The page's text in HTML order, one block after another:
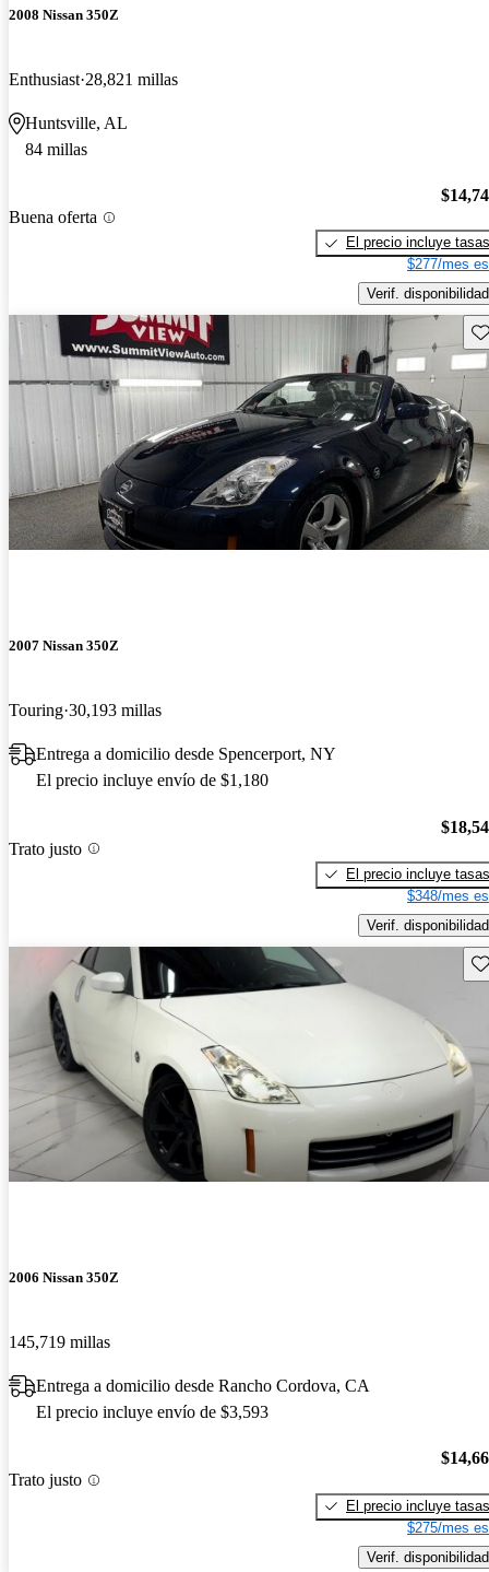
2008 Nissan 350Z
Enthusiast 28,821 millas
Huntsville, AL
84 millas
Buena oferta
El precio incluye tasas
$277/mes
Verif. disponibilidad
2007 Nissan 350Z
Touring 30,193 millas
Entrega a domicilio desde Spencerport, NY
El precio incluye envío de $1,180
Trato justo
El precio incluye tasas
$348/mes
Verif. disponibilidad
2006 Nissan 350Z
145,719 millas
Entrega a domicilio desde Rancho Cordova, CA
El precio incluye envío de $3,593
Trato justo
El precio incluye tasas
$275/mes
Verif. disponibilidad